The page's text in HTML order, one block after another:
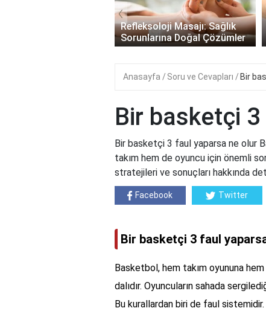
Refleksoloji Masajı: Sağlık
Sorunlarına Doğal Çözümler
‹
Anasayfa Soru ve Cevapları Bir
Bir basketçi
Bir basketçi 3 faul yaparsa ne olur
takım hem de oyuncu için önemli
stratejileri ve sonuçları hakkında
Facebook Twitter
Bir basketçi 3 faul
Basketbol, hem takım oyununa
dalıdır. Oyuncuların sahada
Bu kurallardan biri de faul